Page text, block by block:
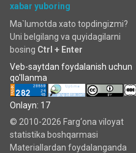
xabar yuboring
Ma`lumotda xato topdingizmi?
Uni belgilang va quyidagilarni
bosing Ctrl + Enter
Veb-saytdan foydalanish uchun
qo'llanma
Onlayn: 17
© 2010-2026 Farg‘ona viloyat
statistika boshqarmasi
Materiallardan foydalanganda